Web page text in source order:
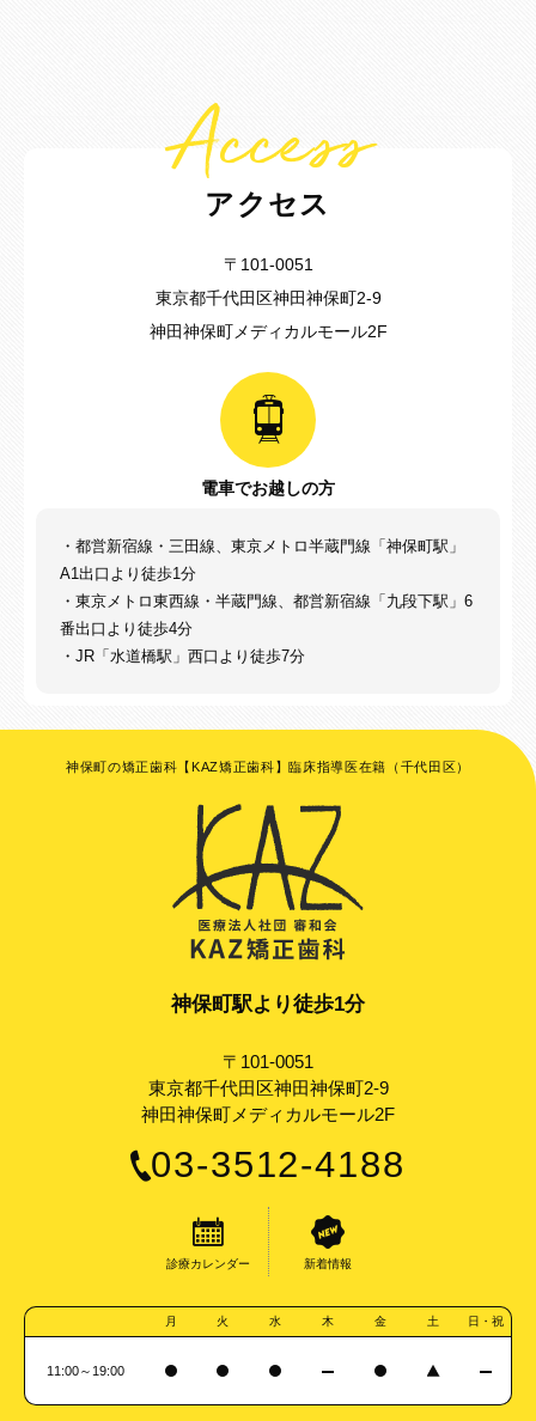
Access
アクセス
〒101-0051
東京都千代田区神田神保町2-9
神田神保町メディカルモール2F
電車でお越しの方
・都営新宿線・三田線、東京メトロ半蔵門線「神保町駅」
A1出口より徒歩1分
・東京メトロ東西線・半蔵門線、都営新宿線「九段下駅」6
番出口より徒歩4分
・JR「水道橋駅」西口より徒歩7分
神保町の矯正歯科【KAZ矯正歯科】臨床指導医在籍（千代田区）
神保町駅より徒歩1分
〒101-0051
東京都千代田区神田神保町2-9
神田神保町メディカルモール2F
03-3512-4188
診療カレンダー 新着情報
月 火 水 木 金 土 日・祝
11:00～19:00